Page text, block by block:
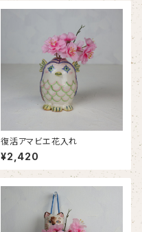
復活アマビエ花入れ
¥2,420